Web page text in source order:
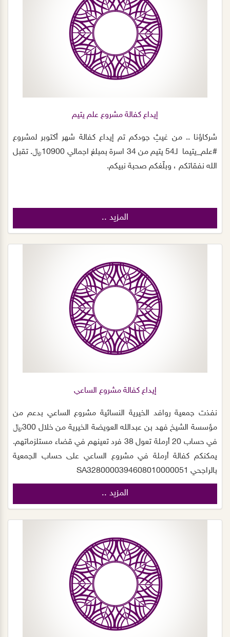
إيداع كفالة مشروع علم يتيم
شركاؤنا .. من غيثِ جودكم ‏تم إيداع كفالة شهر أكتوبر لمشروع
#علم_يتيما لـ54 يتيم من 34 اسرة بمبلغ اجمالي 10900﷼. ‏تقبل
الله نفقاتكم ، وبلّغكم صحبة نبيكم.
المزيد ..
إيداع كفالة مشروع الساعي
نفذت جمعية روافد الخيرية النسائية مشروع الساعي بدعم من
مؤسسة الشيخ فهد بن عبدالله العويضة الخيرية من خلال 300﷼
في حساب 20 أرملة تعول 38 فرد تعينهم في قضاء مستلزماتهم.
يمكنكم كفالة أرملة في مشروع الساعي على حساب الجمعية
بالراجحي SA3280000394608010000051
المزيد ..